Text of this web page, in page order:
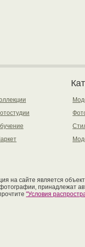
на сайте является
принадлежат
"Условия